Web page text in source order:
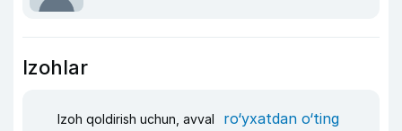
Izohlar
Izoh qoldirish uchun, avval ro‘yxatdan o‘ting